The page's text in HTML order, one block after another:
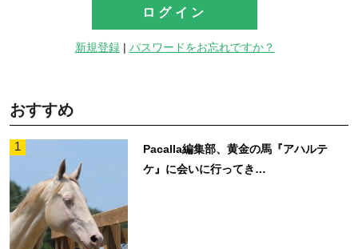
新規登録| パスワードをお忘れですか？
おすすめ
1
Pacalla編集部、黄金の馬『アハルテ
ケ』に会いに行ってき…